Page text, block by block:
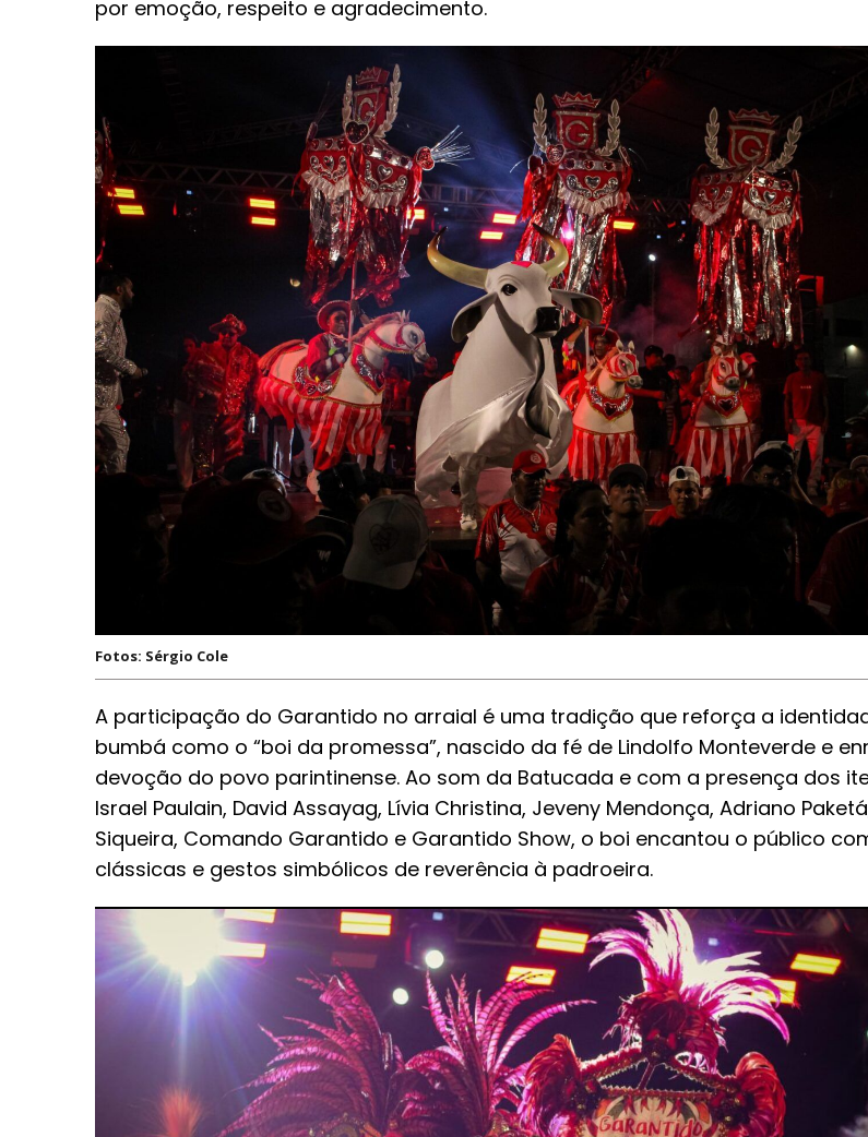
por emoção, respeito e agradecimento.
Fotos: Sérgio Cole
A participação do Garantido no arraial é uma tradição que reforça a
bumbá como o “boi da promessa”, nascido da fé de Lindolfo Monteverde e
devoção do povo parintinense. Ao som da Batucada e com a presença dos
Israel Paulain, David Assayag, Lívia Christina, Jeveny Mendonça, Adriano
Siqueira, Comando Garantido e Garantido Show, o boi encantou o público
clássicas e gestos simbólicos de reverência à padroeira.